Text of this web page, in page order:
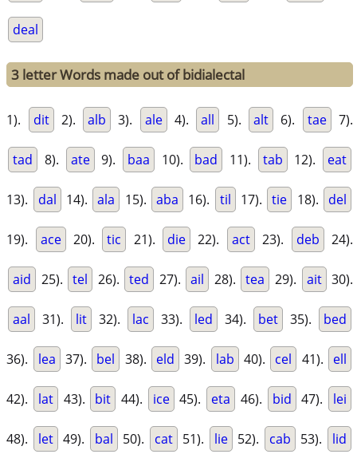
deal
3 letter Words made out of bidialectal
1). dit 2). alb 3). ale 4). all 5). alt 6). tae 7).
tad 8). ate 9). baa 10). bad 11). tab 12). eat
13). dal 14). ala 15). aba 16). til 17). tie 18). del
19). ace 20). tic 21). die 22). act 23). deb 24).
aid 25). tel 26). ted 27). ail 28). tea 29). ait 30).
aal 31). lit 32). lac 33). led 34). bet 35). bed
36). lea 37). bel 38). eld 39). lab 40). cel 41). ell
42). lat 43). bit 44). ice 45). eta 46). bid 47). lei
48). let 49). bal 50). cat 51). lie 52). cab 53). lid